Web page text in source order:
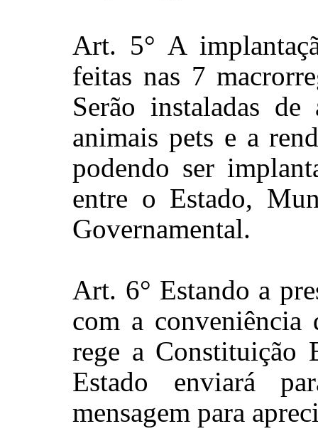
Art. 5° A
feitas nas 7
Serão instaladas
animais pets e a
podendo ser
entre o Estado,
Governamental.
Art. 6° Estando a
com a
rege a Constituição
Estado enviará
mensagem para